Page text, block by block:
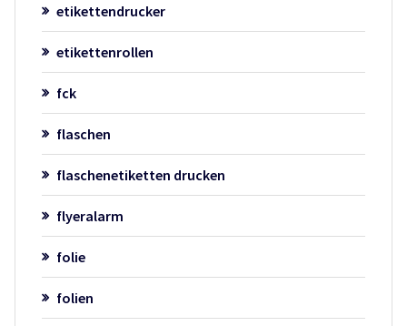
etikettendrucker
etikettenrollen
fck
flaschen
flaschenetiketten drucken
flyeralarm
folie
folien